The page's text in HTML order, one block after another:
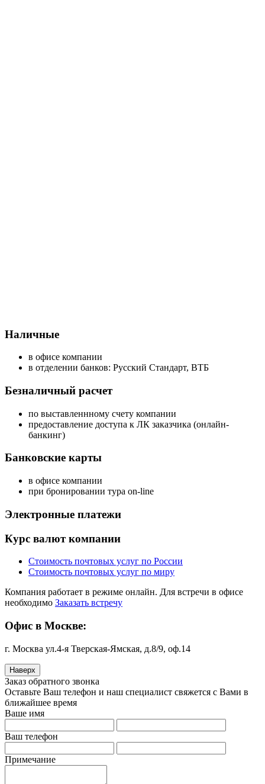
Наличные
в офисе компании
в отделении банков: Русский Стандарт, ВТБ
Безналичный расчет
по выставленнному счету компании
предоставление доступа к ЛК заказчика (онлайн-
банкинг)
Банковские карты
в офисе компании
при бронировании тура on-line
Электронные платежи
Курс валют компании
Стоимость почтовых услуг по России
Стоимость почтовых услуг по миру
Компания работает в режиме онлайн. Для встречи в офисе
необходимо Заказать встречу
Офис в Москве:
г. Москва ул.4-я Тверская-Ямская, д.8/9, оф.14
Наверх
Заказ обратного звонка
Оставьте Ваш телефон и наш специалист свяжется с Вами в
ближайшее время
Ваше имя
Ваш телефон
Примечание